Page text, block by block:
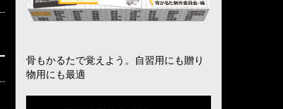
骨もかるたで覚えよう。自習用にも贈り
物用にも最適